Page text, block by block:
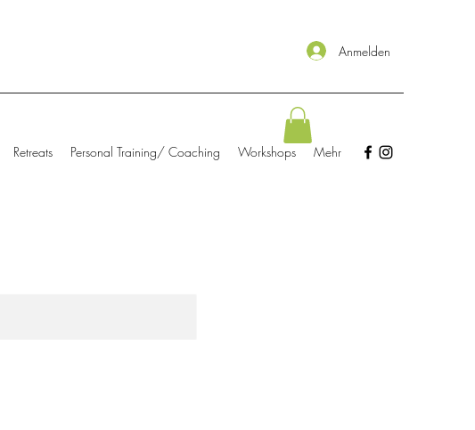
Anmelden
Retreats Personal Training/ Coaching Workshops Mehr